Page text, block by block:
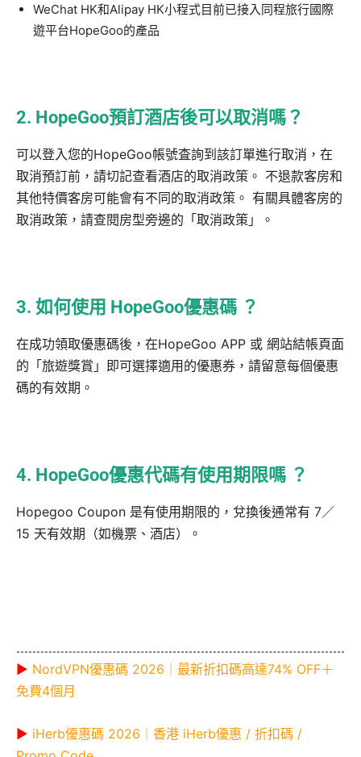
WeChat HK和Alipay HK小程式目前已接入同程旅行國際
遊平台HopeGoo的產品
2. HopeGoo預訂酒店後可以取消嗎？
可以登入您的HopeGoo帳號査詢到該訂單進行取消，在
取消預訂前，請切記查看酒店的取消政策。 不退款客房和
其他特價客房可能會有不同的取消政策。 有關具體客房的
取消政策，請查閱房型旁邊的「取消政策」。
3. 如何使用 HopeGoo優惠碼 ？
在成功領取優惠碼後，在HopeGoo APP 或 網站結帳頁面
的「旅遊獎賞」即可選擇適用的優惠券，請留意每個優惠
碼的有效期。
4. HopeGoo優惠代碼有使用期限嗎 ？
Hopegoo Coupon 是有使用期限的，兌換後通常有 7／
15 天有效期（如機票、酒店）。
▶ NordVPN優惠碼 2026｜最新折扣碼高達74% OFF＋
免費4個月
▶ iHerb優惠碼 2026｜香港 iHerb優惠 / 折扣碼 /